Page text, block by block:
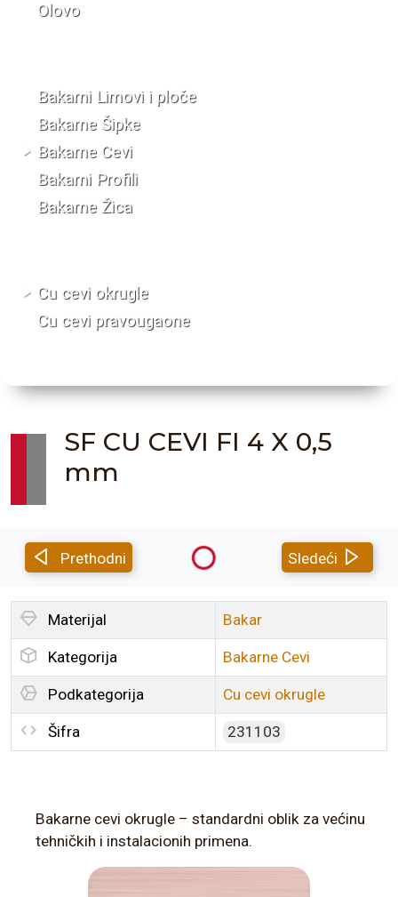
Olovo
Bakarni Limovi i ploče
Bakarne Šipke
Bakarne Cevi
Bakarni Profili
Bakarne Žica
Cu cevi okrugle
Cu cevi pravougaone
SF CU CEVI FI 4 X 0,5
mm
Prethodni Sledeći
Materijal Bakar
Kategorija Bakarne Cevi
Podkategorija Cu cevi okrugle
Šifra 231103
Bakarne cevi okrugle – standardni oblik za većinu
tehničkih i instalacionih primena.